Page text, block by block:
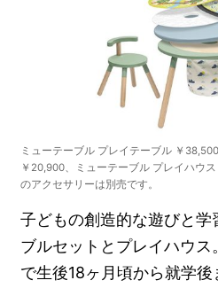
ミューテーブル プレイテーブル ￥
￥20,900、ミューテーブル プレイハウ
のアクセサリーは別売です。
子どもの創造的な遊びと
ブルセットとプレイハウ
で生後18ヶ月頃から就学